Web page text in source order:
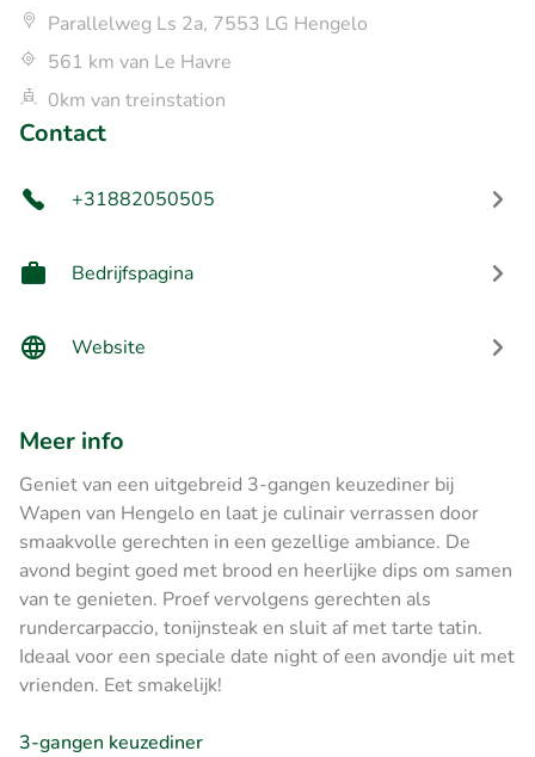
Parallelweg Ls 2a, 7553 LG Hengelo
561 km van Le Havre
0km van treinstation
Contact
+31882050505
Bedrijfspagina
Website
Meer info
Geniet van een uitgebreid 3-gangen keuzediner bij
Wapen van Hengelo en laat je culinair verrassen door
smaakvolle gerechten in een gezellige ambiance. De
avond begint goed met brood en heerlijke dips om samen
van te genieten. Proef vervolgens gerechten als
rundercarpaccio, tonijnsteak en sluit af met tarte tatin.
Ideaal voor een speciale date night of een avondje uit met
vrienden. Eet smakelijk!
3-gangen keuzediner